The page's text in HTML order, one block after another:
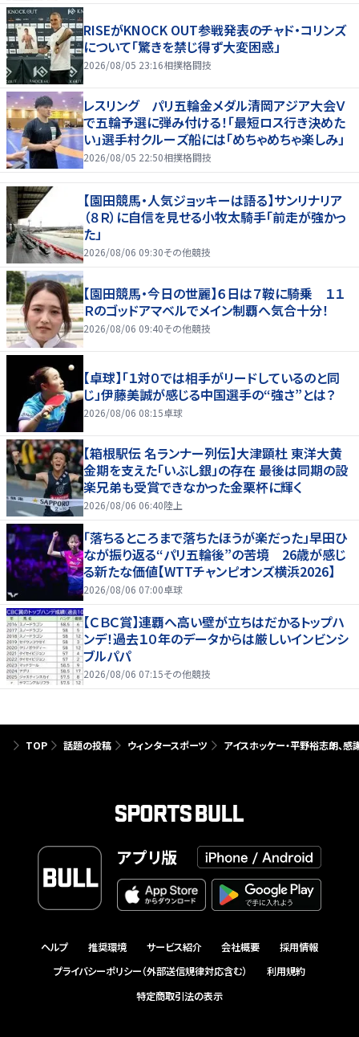
RISEがKNOCK OUT参戦発表のチャド・コリンズ
について「驚きを禁じ得ず大変困惑」
2026/08/05 23:16相撲格闘技
レスリング パリ五輪金メダル清岡アジア大会Ｖ
で五輪予選に弾み付ける！「最短ロス行き決めた
い」選手村クルーズ船には「めちゃめちゃ楽しみ」
2026/08/05 22:50相撲格闘技
【園田競馬・人気ジョッキーは語る】サンリナリア
（８Ｒ）に自信を見せる小牧太騎手「前走が強かっ
た」
2026/08/06 09:30その他競技
【園田競馬・今日の世麗】６日は７鞍に騎乗 １１
Ｒのゴッドアマベルでメイン制覇へ気合十分！
2026/08/06 09:40その他競技
【卓球】「１対０では相手がリードしているのと同
じ」伊藤美誠が感じる中国選手の“強さ”とは？
2026/08/06 08:15卓球
【箱根駅伝 名ランナー列伝】大津顕杜 東洋大黄
金期を支えた「いぶし銀」の存在 最後は同期の設
楽兄弟も受賞できなかった金栗杯に輝く
2026/08/06 06:40陸上
「落ちるところまで落ちたほうが楽だった」早田ひ
なが振り返る“パリ五輪後”の苦境 26歳が感じ
る新たな価値【WTTチャンピオンズ横浜2026】
2026/08/06 07:00卓球
【ＣＢＣ賞】連覇へ高い壁が立ちはだかるトップハ
ンデ！過去１０年のデータからは厳しいインビンシ
ブルパパ
2026/08/06 07:15その他競技
TOP 話題の投稿 ウィンタースポーツ アイスホッケー・平野裕志朗、感
アプリ版
ヘルプ 推奨環境 サービス紹介 会社概要
採用情報
プライバシーポリシー（外部送信規律対応含む）
利用規約
特定商取引法の表示